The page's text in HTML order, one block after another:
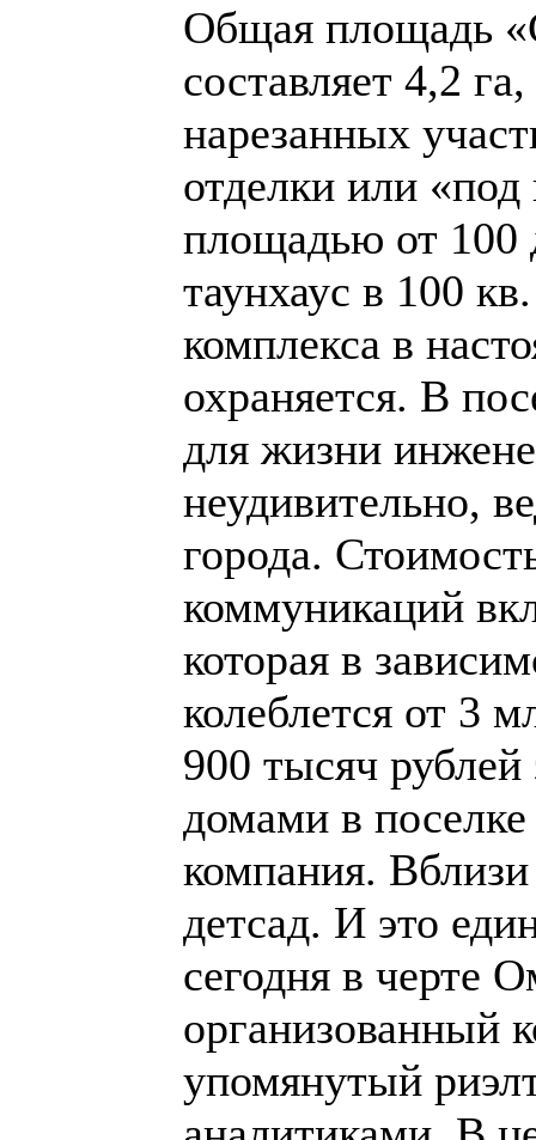
Общая площадь
составляет 4,2
нарезанных
отделки или
площадью от 100
таунхаус в 100
комплекса в
охраняется. В
для жизни
неудивительно,
города.
коммуникаций
которая в
колеблется от 3
900 тысяч рублей
домами в
компания.
детсад. И это
сегодня в черте
организованный
упомянутый